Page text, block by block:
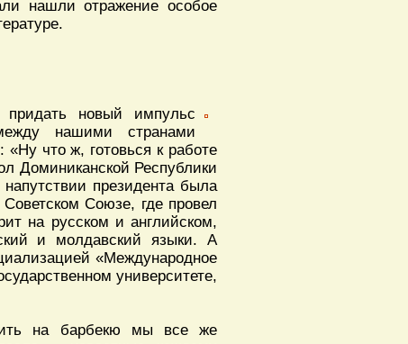
нашли отражение особое
придать новый импульс
нашими странами
«Ну что ж, готовься к работе
Доминиканской Республики
президента была
Союзе, где провел
на русском и английском,
и молдавский языки. А
«Международное
университете,
на барбекю мы все же